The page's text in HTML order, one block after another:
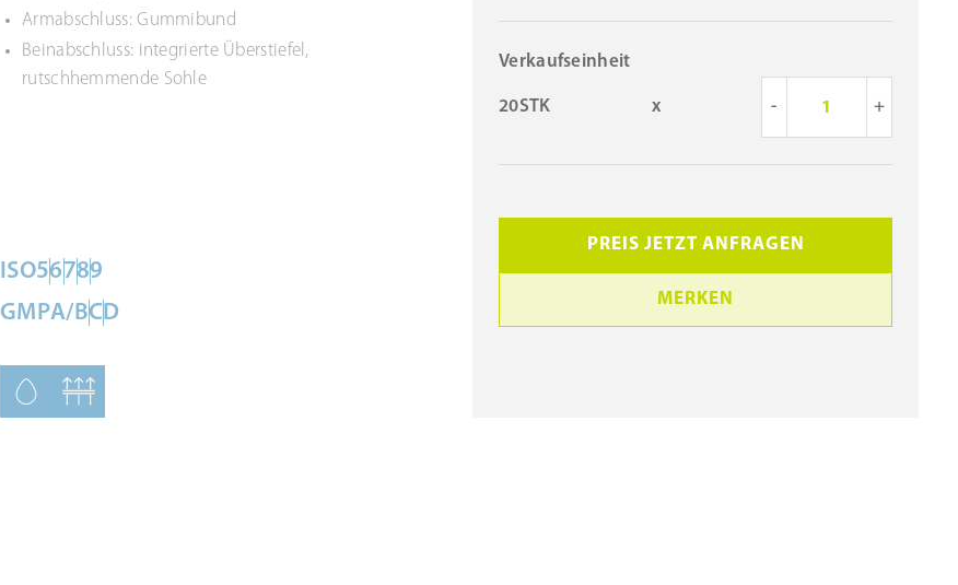
Armabschluss: Gummibund
Beinabschluss: integrierte Überstiefel,
rutschhemmende Sohle
ISO56789
GMPA/BCD
Verkaufseinheit
20STK x - +
PREIS JETZT ANFRAGEN
MERKEN